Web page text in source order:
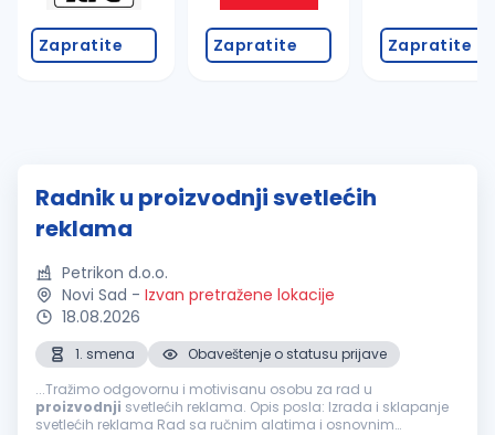
Zapratite Zapratite Zapratite
Radnik u proizvodnji svetlećih
reklama
Petrikon d.o.o.
Novi Sad - Izvan pretražene lokacije
18.08.2026
1. smena
Obaveštenje o statusu prijave
...Tražimo odgovornu i motivisanu osobu za rad u
proizvodnji svetlećih reklama. Opis posla: Izrada i sklapanje
svetlećih reklama Rad sa ručnim alatima i osnovnim